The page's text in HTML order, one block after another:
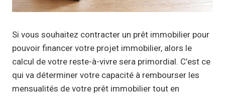
Si vous souhaitez contracter un prêt immobilier pour
pouvoir financer votre projet immobilier, alors le
calcul de votre reste-à-vivre sera primordial. C’est ce
qui va déterminer votre capacité à rembourser les
mensualités de votre prêt immobilier tout en